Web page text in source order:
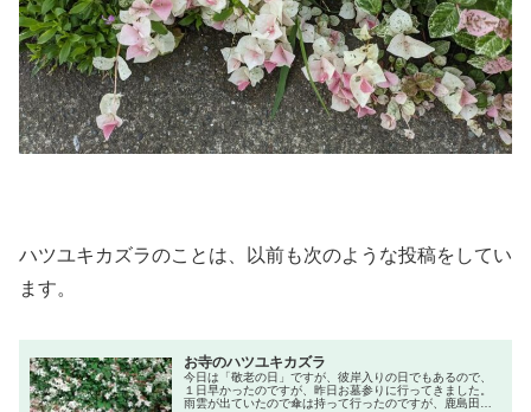
ハツユキカズラのことは、以前も次のような投稿をしてい
ます。
お寺のハツユキカズラ
今日は「敬老の日」ですが、彼岸入りの日でもあるので、
１日早かったのですが、昨日お墓参りに行ってきました。
雨雲が出ていたので傘は持って行ったのですが、鹿島田駅